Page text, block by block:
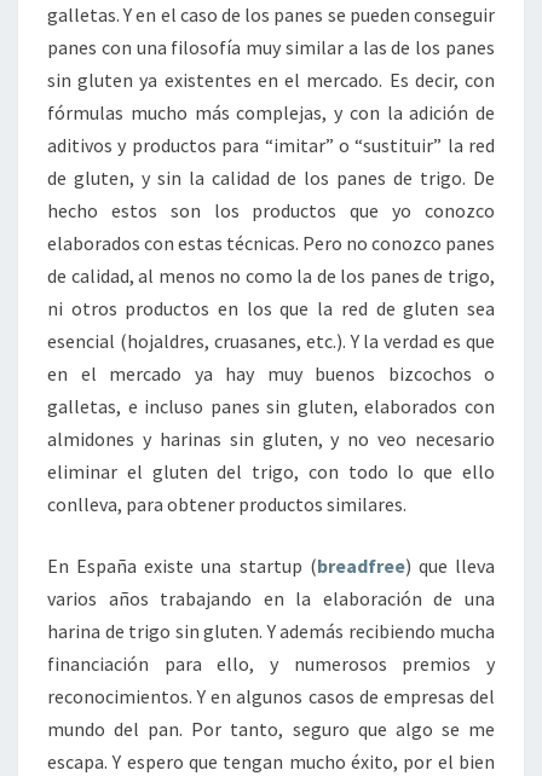
galletas. Y en el caso de los panes se pueden conseguir
panes con una filosofía muy similar a las de los panes
sin gluten ya existentes en el mercado. Es decir, con
fórmulas mucho más complejas, y con la adición de
aditivos y productos para “imitar” o “sustituir” la red
de gluten, y sin la calidad de los panes de trigo. De
hecho estos son los productos que yo conozco
elaborados con estas técnicas. Pero no conozco panes
de calidad, al menos no como la de los panes de trigo,
ni otros productos en los que la red de gluten sea
esencial (hojaldres, cruasanes, etc.). Y la verdad es que
en el mercado ya hay muy buenos bizcochos o
galletas, e incluso panes sin gluten, elaborados con
almidones y harinas sin gluten, y no veo necesario
eliminar el gluten del trigo, con todo lo que ello
conlleva, para obtener productos similares.
En España existe una startup (breadfree) que lleva
varios años trabajando en la elaboración de una
harina de trigo sin gluten. Y además recibiendo mucha
financiación para ello, y numerosos premios y
reconocimientos. Y en algunos casos de empresas del
mundo del pan. Por tanto, seguro que algo se me
escapa. Y espero que tengan mucho éxito, por el bien